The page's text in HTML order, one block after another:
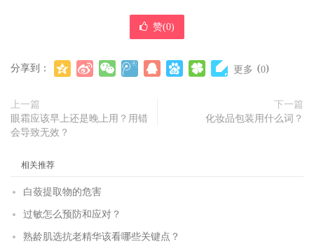
赞(0)
分享到： 更多 (0)
上一篇
眼霜应该早上还是晚上用？用错
会导致无效？
下一篇
化妆品包装用什么词？
相关推荐
白蔹提取物的危害
过敏怎么预防和应对？
熟龄肌选抗老精华该看哪些关键点？